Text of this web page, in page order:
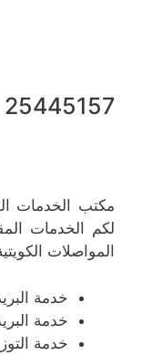
25445157
مكتب الخدمات
لكم الخدمات
المواصلات
خدمة
خدمة
خدمة